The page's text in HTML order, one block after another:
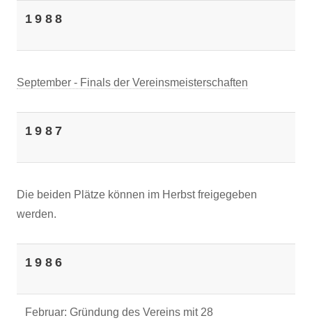
1988
September - Finals der Vereinsmeisterschaften
1987
Die beiden Plätze können im Herbst freigegeben
werden.
1986
Februar: Gründung des Vereins mit 28